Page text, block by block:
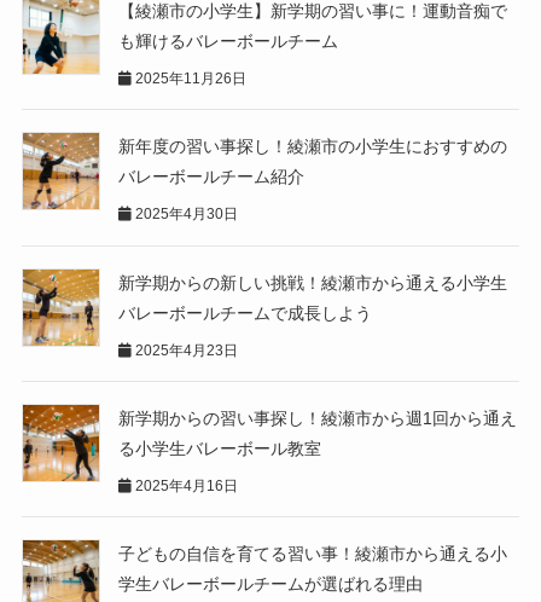
【綾瀬市の小学生】新学期の習い事に！運動音痴で
も輝けるバレーボールチーム
2025年11月26日
新年度の習い事探し！綾瀬市の小学生におすすめの
バレーボールチーム紹介
2025年4月30日
新学期からの新しい挑戦！綾瀬市から通える小学生
バレーボールチームで成長しよう
2025年4月23日
新学期からの習い事探し！綾瀬市から週1回から通え
る小学生バレーボール教室
2025年4月16日
子どもの自信を育てる習い事！綾瀬市から通える小
学生バレーボールチームが選ばれる理由